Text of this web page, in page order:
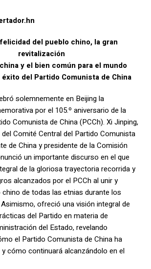
del pueblo chino, la gran
revitalización
y el bien común para el mundo
del Partido Comunista de China
solemnemente en Beijing la
por el 105.º aniversario de la
Comunista de China (PCCh). Xi Jinping,
Comité Central del Partido Comunista
de China y presidente de la Comisión
un importante discurso en el que
de la gloriosa trayectoria recorrida y
alcanzados por el PCCh al unir y
de todas las etnias durante los
ofreció una visión integral de
del Partido en materia de
del Estado, revelando
el Partido Comunista de China ha
cómo continuará alcanzándolo en el